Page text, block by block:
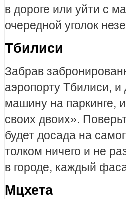
в дороге или уйти с
очередной уголок
Тбилиси
Забрав
аэропорту Тбилиси,
машину на паркинге,
своих двоих».
будет досада на
толком ничего и не
в городе, каждый
Мцхета